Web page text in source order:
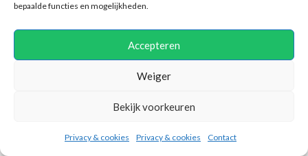
bepaalde functies en mogelijkheden.
Accepteren
Weiger
Bekijk voorkeuren
Privacy & cookies Privacy & cookies Contact
Hiernamaals|Hooggevoeligheid/HSP
|Kleptomanie
Mindfulness|Mishandeling|Narcisme|Natuurlijke verzorging|
Ondersteuning
Overspannenheid|Paniekaanvallen
|Praktische ondersteuning|Pubers|Quantum